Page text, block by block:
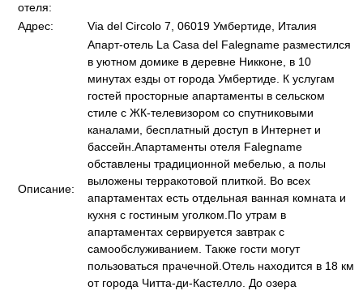
отеля:
Адрес:
Via del Circolo 7, 06019 Умбертиде, Италия
Описание:
Апарт-отель La Casa del Falegname разместился
в уютном домике в деревне Никконе, в 10
минутах езды от города Умбертиде. К услугам
гостей просторные апартаменты в сельском
стиле с ЖК-телевизором со спутниковыми
каналами, бесплатный доступ в Интернет и
бассейн.Апартаменты отеля Falegname
обставлены традиционной мебелью, а полы
выложены терракотовой плиткой. Во всех
апартаментах есть отдельная ванная комната и
кухня с гостиным уголком.По утрам в
апартаментах сервируется завтрак с
самообслуживанием. Также гости могут
пользоваться прачечной.Отель находится в 18 км
от города Читта-ди-Кастелло. До озера